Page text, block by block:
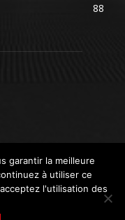
88
garantir la meilleure
à utiliser ce
l'utilisation des